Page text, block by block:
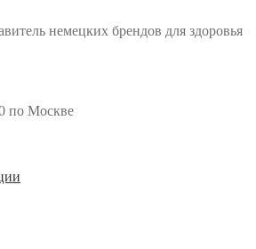
немецких брендов для здоровья
по Москве